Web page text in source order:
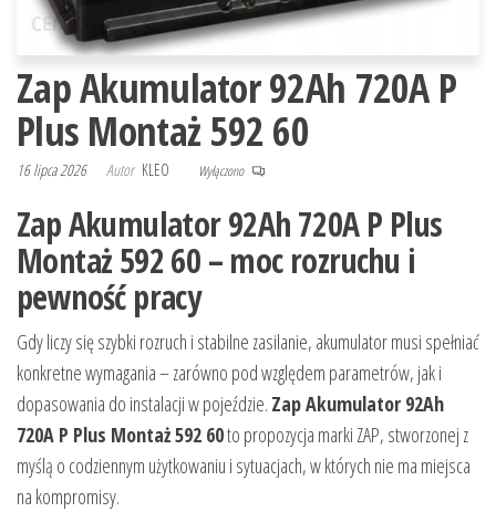
Zap Akumulator 92Ah 720A P
Plus Montaż 592 60
16 lipca 2026 Autor KLEO Wyłączono
Zap Akumulator 92Ah 720A P Plus
Montaż 592 60 – moc rozruchu i
pewność pracy
Gdy liczy się szybki rozruch i stabilne zasilanie, akumulator musi spełniać
konkretne wymagania – zarówno pod względem parametrów, jak i
dopasowania do instalacji w pojeździe. Zap Akumulator 92Ah
720A P Plus Montaż 592 60to propozycja marki ZAP, stworzonej z
myślą o codziennym użytkowaniu i sytuacjach, w których nie ma miejsca
na kompromisy.